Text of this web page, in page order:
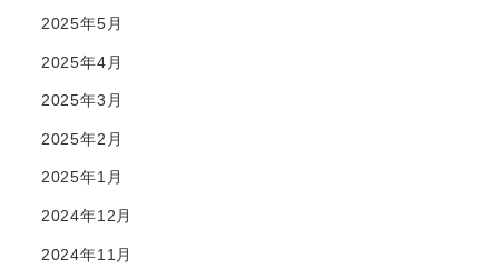
2025年5月
2025年4月
2025年3月
2025年2月
2025年1月
2024年12月
2024年11月